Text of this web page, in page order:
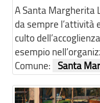
A Santa Margherita
da sempre l’attività
culto
esempio
Comune:
Santa